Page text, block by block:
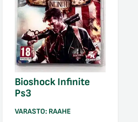
Bioshock Infinite
Ps3
VARASTO: RAAHE